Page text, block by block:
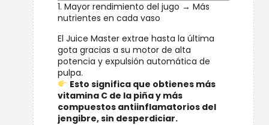
1. Mayor rendimiento del jugo → Más
nutrientes en cada vaso
El Juice Master extrae hasta la última
gota gracias a su motor de alta
potencia y expulsión automática de
pulpa.
Esto significa que obtienes más
vitamina C de la piña y más
compuestos antiinflamatorios del
jengibre, sin desperdiciar.